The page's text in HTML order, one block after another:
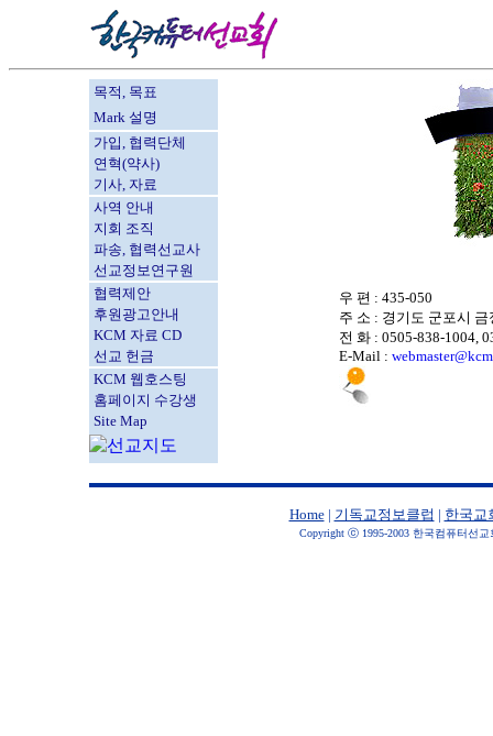
목적, 목표
Mark 설명
가입, 협력단체
연혁(약사)
기사, 자료
사역 안내
지회 조직
파송, 협력선교사
선교정보연구원
협력제안
후원광고안내
KCM 자료 CD
선교 헌금
KCM 웹호스팅
홈페이지 수강생
Site Map
우 편 : 435-050
주 소 : 경기도 군포시
전 화 : 0505-838-1004,
E-Mail :
Home| 기독교정보클럽 | 한국교
Copyright ⓒ 1995-2003 한국컴퓨터선교